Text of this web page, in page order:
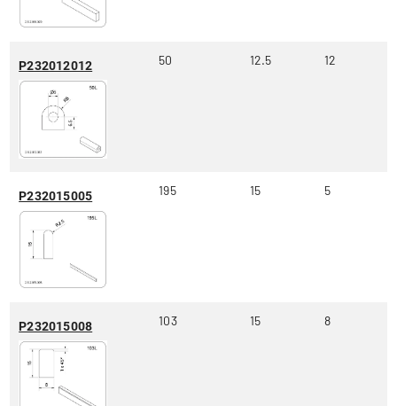
P232012012 50 12.5 12
P232015005 195 15 5
P232015008 103 15 8